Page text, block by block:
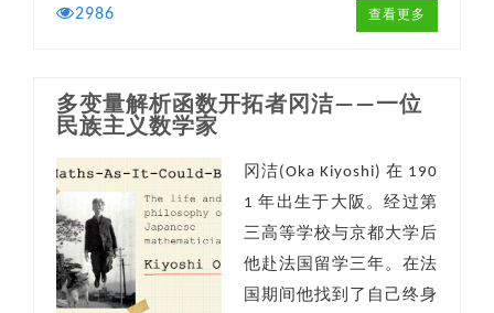
2986 查看更多
多变量解析函数开拓者冈洁——一位
民族主义数学家
冈洁(Oka Kiyoshi) 在 190
1 年出生于大阪。经过第
三高等学校与京都大学后
他赴法国留学三年。在法
国期间他找到了自己终身